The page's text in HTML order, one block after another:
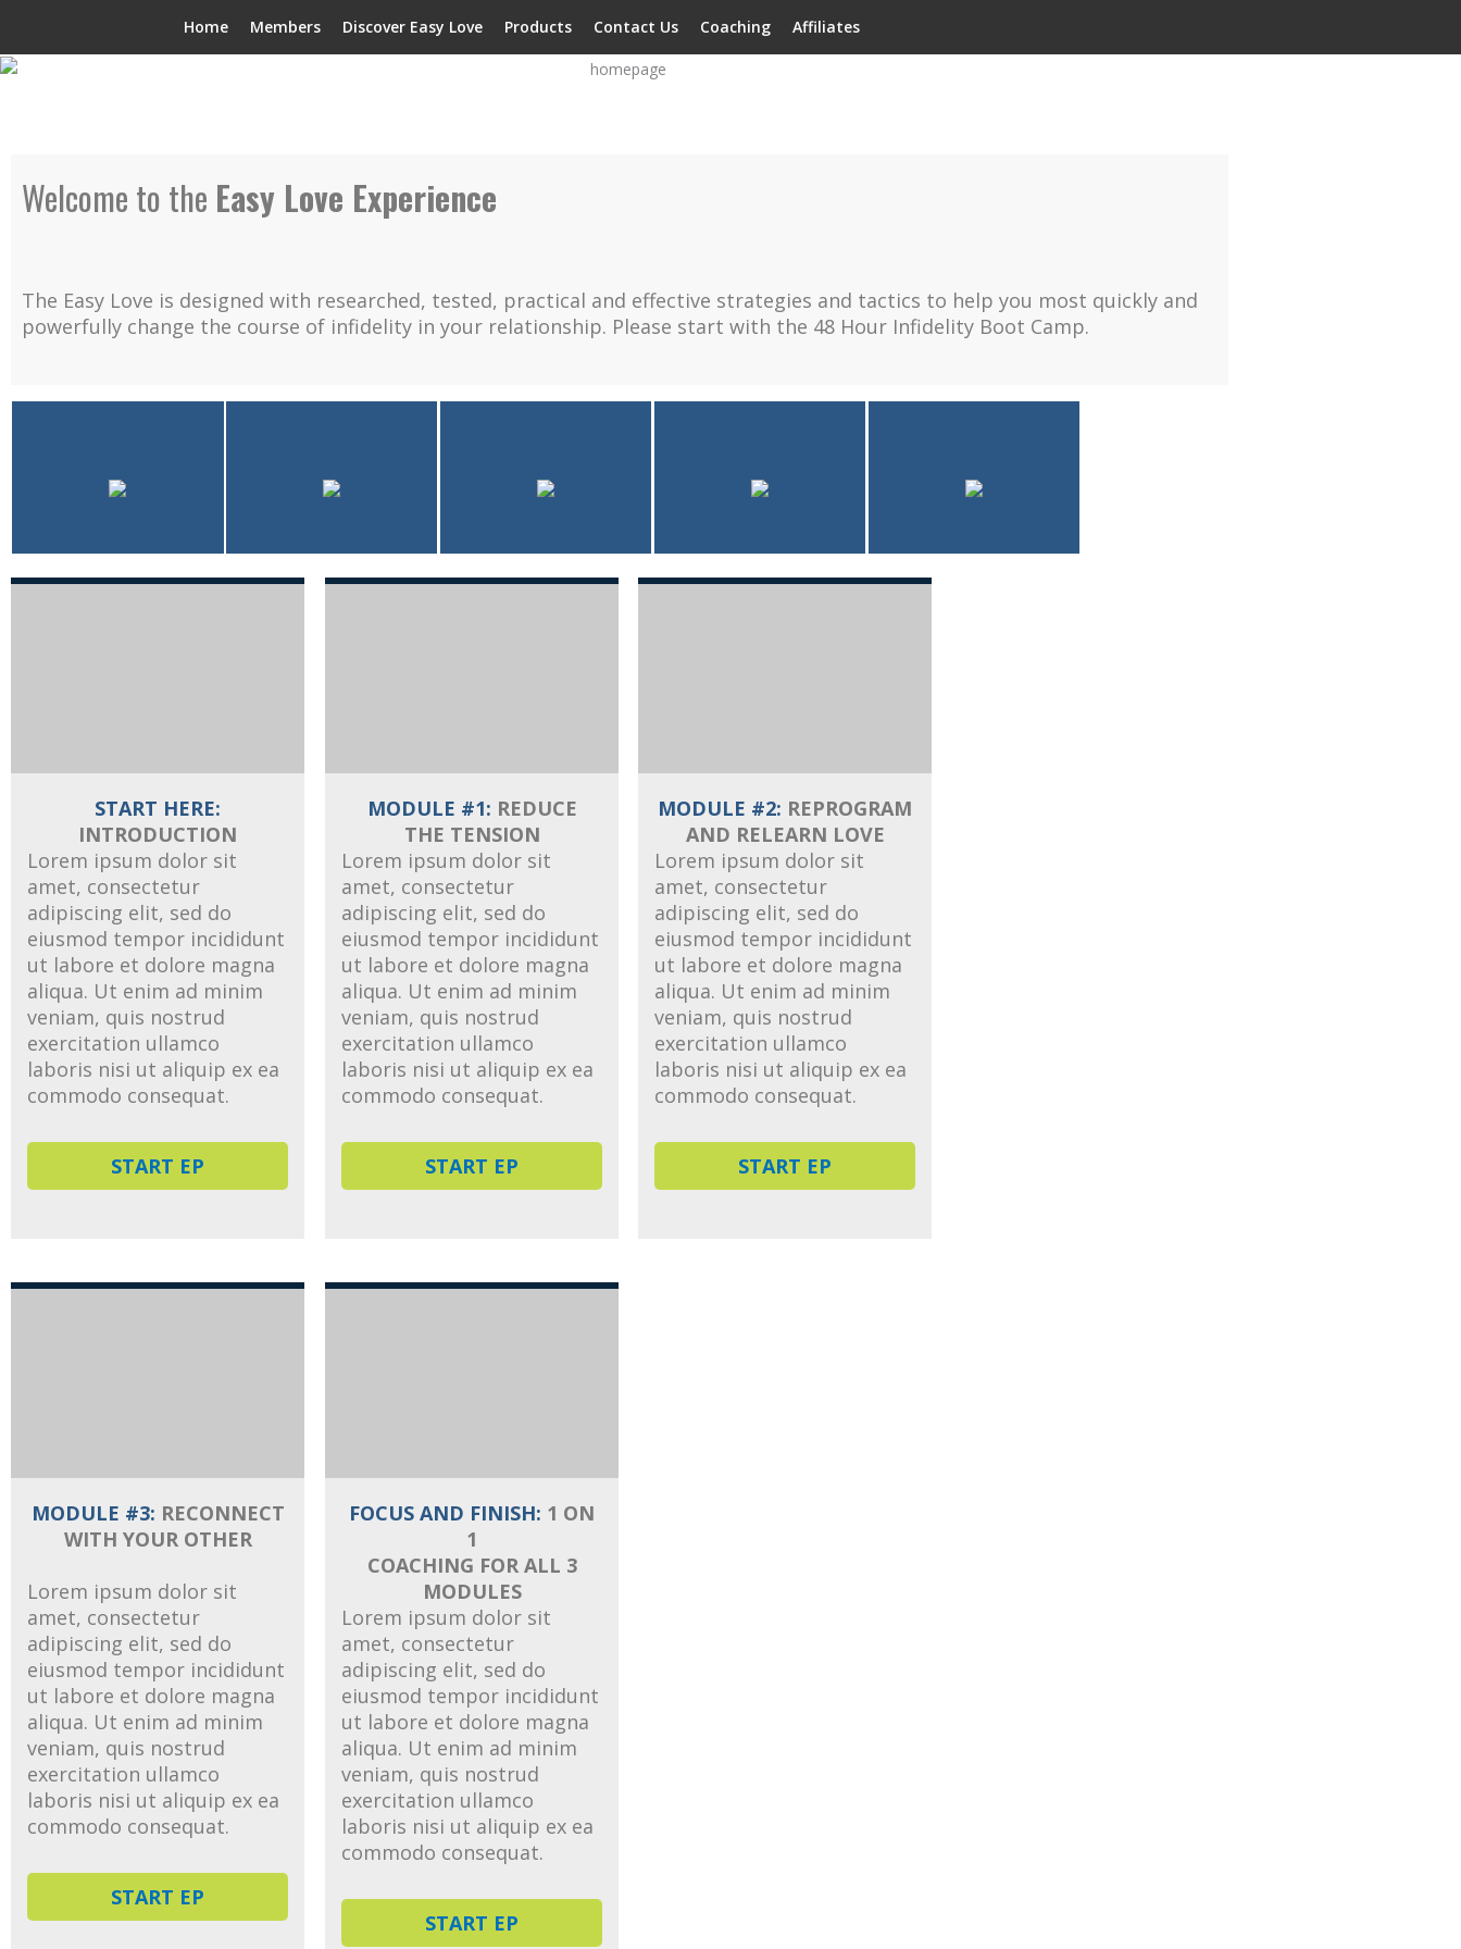
content
Home Members Discover Easy Love Products Contact Us Coaching Affiliates
Welcome to the Easy Love Experience
The Easy Love is designed with researched, tested, practical and effective strategies and tactics to help you most quickly and
powerfully change the course of infidelity in your relationship. Please start with the 48 Hour Infidelity Boot Camp.
START HERE:
INTRODUCTION
Lorem ipsum dolor sit
amet, consectetur
adipiscing elit, sed do
eiusmod tempor incididunt
ut labore et dolore magna
aliqua. Ut enim ad minim
veniam, quis nostrud
exercitation ullamco
laboris nisi ut aliquip ex ea
commodo consequat.
START EP
MODULE #1: REDUCE
THE TENSION
Lorem ipsum dolor sit
amet, consectetur
adipiscing elit, sed do
eiusmod tempor incididunt
ut labore et dolore magna
aliqua. Ut enim ad minim
veniam, quis nostrud
exercitation ullamco
laboris nisi ut aliquip ex ea
commodo consequat.
START EP
MODULE #2: REPROGRAM
AND RELEARN LOVE
Lorem ipsum dolor sit
amet, consectetur
adipiscing elit, sed do
eiusmod tempor incididunt
ut labore et dolore magna
aliqua. Ut enim ad minim
veniam, quis nostrud
exercitation ullamco
laboris nisi ut aliquip ex ea
commodo consequat.
START EP
MODULE #3: RECONNECT
WITH YOUR OTHER
Lorem ipsum dolor sit
amet, consectetur
adipiscing elit, sed do
eiusmod tempor incididunt
ut labore et dolore magna
aliqua. Ut enim ad minim
veniam, quis nostrud
exercitation ullamco
laboris nisi ut aliquip ex ea
commodo consequat.
START EP
FOCUS AND FINISH: 1 ON
1
COACHING FOR ALL 3
MODULES
Lorem ipsum dolor sit
amet, consectetur
adipiscing elit, sed do
eiusmod tempor incididunt
ut labore et dolore magna
aliqua. Ut enim ad minim
veniam, quis nostrud
exercitation ullamco
laboris nisi ut aliquip ex ea
commodo consequat.
START EP